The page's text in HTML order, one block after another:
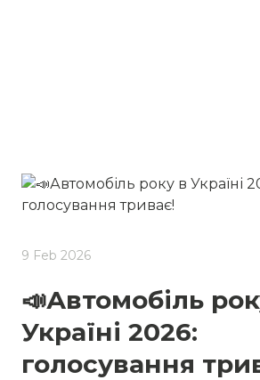
9 Feb 2026
📣Автомобіль
Україні 2026:
голосування